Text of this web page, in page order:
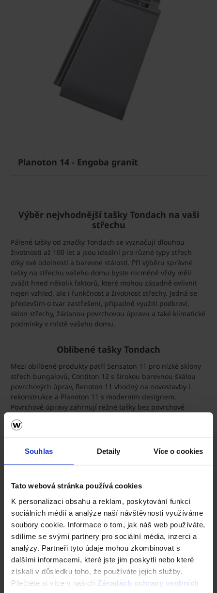
Souhlas Detaily Více o cookies
Tato webová stránka používá cookies
K personalizaci obsahu a reklam, poskytování funkcí
sociálních médií a analýze naší návštěvnosti využíváme
soubory cookie. Informace o tom, jak náš web používáte,
sdílíme se svými partnery pro sociální média, inzerci a
analýzy. Partneři tyto údaje mohou zkombinovat s
dalšími informacemi, které jste jim poskytli nebo které
získali v důsledku toho, že používáte jejich služby.
Přečtěte si více v našich Zásadách ochrany osobních
Planoton 14 - Engoba granit
Výběr nejvhodnější tašky Tondach na vaši
střechu
Pálené tašky od značky Tondach se vyznačují dlouhou
životností až 100 let a jsou ideální pro různé typy střech
díky své odolnosti a barevné stálosti. Při výběru správné
tašky na střechu vašeho domu byste nicméně vždy měli
zvážit hned několik faktorů, které mohou zásadně ovlivnit
nejen vzhled, ale i funkčnost a životnost střechy. Jedná se
především o tvar zastřešení, případně využití podkroví,
sklon střechy, žádanou povrchovou úpravu a také klimatické
podmínky v místě vašeho domu.
Oblíbené tašky Tondach
Mezi oblíbené produkty patří Sensaton 11 pro nízké sklony
střech bungalovů, Contiton 12 s širokou barevnou škálou
povrchových úprav, Renoton 11 vhodný na novostavby i
rekonstrukce a Planoton 11 s moderním designem.
Povrchové úpravy zahrnují režné tašky bez povrchové
úpravy, engobované tašky s matným až pololesklým
povrchem a glazované tašky s lesklým povrchem.
Doplňky Tondach pro dokonalé střechy
doplňků. Tyto originální střešní prvky Tondach vám zaručí
rychlou, efektivní a vysoce kvalitní pokládku tašek. Vaše
střecha domu pak bude dokonale těsná, plně funkční a
zároveň vám umožní bezpečnou instalaci antén, odvětrání
kanalizací, koupelen či digestoří, solárních systémů či
hromosvodů.
Správná pokládka tašek Tondach
Pokládka střešní krytiny TONDACH zahrnuje několik